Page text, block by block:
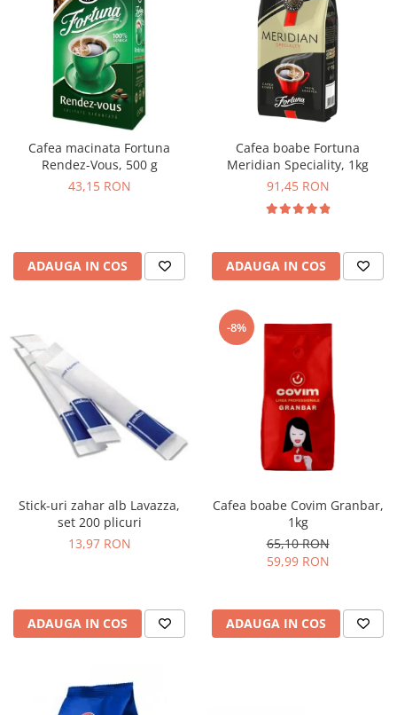
Cafea macinata Fortuna
Rendez-Vous, 500 g
43,15 RON
ADAUGA IN COS
Cafea boabe Fortuna
Meridian Speciality, 1kg
91,45 RON
ADAUGA IN COS
Stick-uri zahar alb Lavazza,
set 200 plicuri
13,97 RON
ADAUGA IN COS
-8%
Cafea boabe Covim Granbar,
1kg
65,10 RON
59,99 RON
ADAUGA IN COS